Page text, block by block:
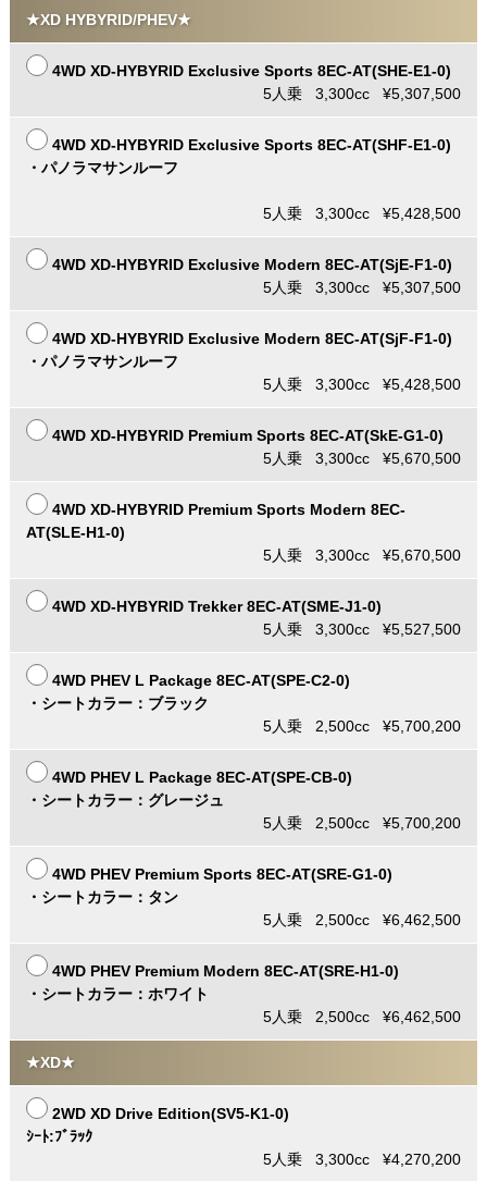
★XD HYBYRID/PHEV★
4WD XD-HYBYRID Exclusive Sports 8EC-AT(SHE-E1-0)
5人乗 3,300cc ¥5,307,500
4WD XD-HYBYRID Exclusive Sports 8EC-AT(SHF-E1-0)
・パノラマサンルーフ
5人乗 3,300cc ¥5,428,500
4WD XD-HYBYRID Exclusive Modern 8EC-AT(SjE-F1-0)
5人乗 3,300cc ¥5,307,500
4WD XD-HYBYRID Exclusive Modern 8EC-AT(SjF-F1-0)
・パノラマサンルーフ
5人乗 3,300cc ¥5,428,500
4WD XD-HYBYRID Premium Sports 8EC-AT(SkE-G1-0)
5人乗 3,300cc ¥5,670,500
4WD XD-HYBYRID Premium Sports Modern 8EC-
AT(SLE-H1-0)
5人乗 3,300cc ¥5,670,500
4WD XD-HYBYRID Trekker 8EC-AT(SME-J1-0)
5人乗 3,300cc ¥5,527,500
4WD PHEV L Package 8EC-AT(SPE-C2-0)
・シートカラー：ブラック
5人乗 2,500cc ¥5,700,200
4WD PHEV L Package 8EC-AT(SPE-CB-0)
・シートカラー：グレージュ
5人乗 2,500cc ¥5,700,200
4WD PHEV Premium Sports 8EC-AT(SRE-G1-0)
・シートカラー：タン
5人乗 2,500cc ¥6,462,500
4WD PHEV Premium Modern 8EC-AT(SRE-H1-0)
・シートカラー：ホワイト
5人乗 2,500cc ¥6,462,500
★XD★
2WD XD Drive Edition(SV5-K1-0)
ｼｰﾄ:ﾌﾞﾗｯｸ
5人乗 3,300cc ¥4,270,200